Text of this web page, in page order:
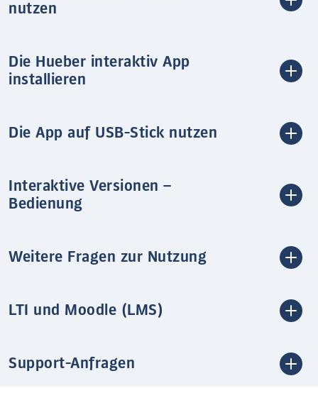
nutzen
Die Hueber interaktiv App
installieren
Die App auf USB-Stick nutzen
Interaktive Versionen –
Bedienung
Weitere Fragen zur Nutzung
LTI und Moodle (LMS)
Support-Anfragen